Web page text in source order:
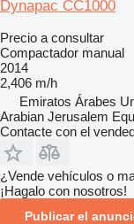
Dynapac CC1000
Precio a consultar
Compactador manual
2014
2,406 m/h
Emiratos Árabes
Arabian Jerusalem
Contacte con el
¿Vende vehículos o
¡Hagalo con nosotros!
Publicar el